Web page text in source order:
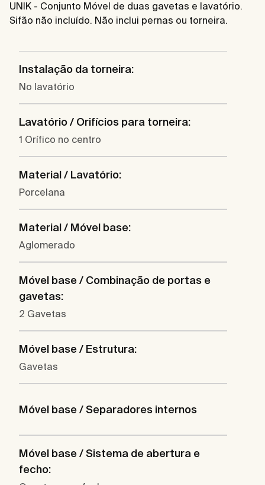
UNIK - Conjunto Móvel de duas gavetas e lavatório.
Sifão não incluído. Não inclui pernas ou torneira.
Instalação da torneira:
No lavatório
Lavatório / Orifícios para torneira:
1 Orífico no centro
Material / Lavatório:
Porcelana
Material / Móvel base:
Aglomerado
Móvel base / Combinação de portas e
gavetas:
2 Gavetas
Móvel base / Estrutura:
Gavetas
Móvel base / Separadores internos
Móvel base / Sistema de abertura e
fecho: